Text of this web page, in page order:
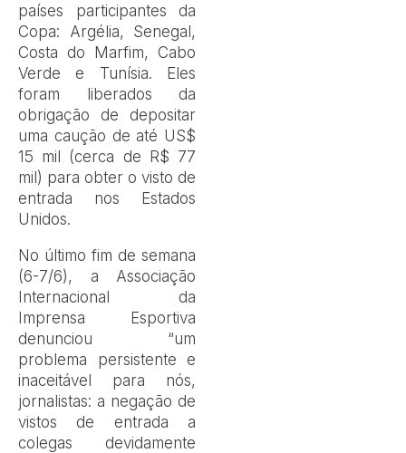
países participantes da
Copa: Argélia, Senegal,
Costa do Marfim, Cabo
Verde e Tunísia. Eles
foram liberados da
obrigação de depositar
uma caução de até US$
15 mil (cerca de R$ 77
mil) para obter o visto de
entrada nos Estados
Unidos.
No último fim de semana
(6-7/6), a Associação
Internacional da
Imprensa Esportiva
denunciou “um
problema persistente e
inaceitável para nós,
jornalistas: a negação de
vistos de entrada a
colegas devidamente